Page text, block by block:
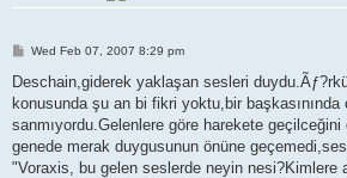
P
s
Wed Feb 07, 2007 8:29 pm
Deschain,giderek yaklaşan sesleri
konusunda şu an bi fikri yoktu,bir başkasınında
sanmıyordu.Gelenlere göre harekete
genede merak duygusunun önüne
"Voraxis, bu gelen seslerde neyin nesi?Kimlere